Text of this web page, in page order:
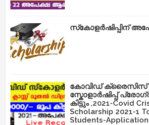
സ്‌കോളർഷിപ്പിന്
കോവിഡ് ക്രൈസിസ്
സ്കോളാർഷിപ്പ്
കിട്ടും ,2021-Covid
Scholarship 2021-1
Students-